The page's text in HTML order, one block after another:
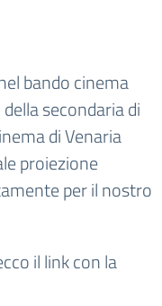
bando cinema
secondaria di
di Venaria
proiezione
per il nostro
il link con la